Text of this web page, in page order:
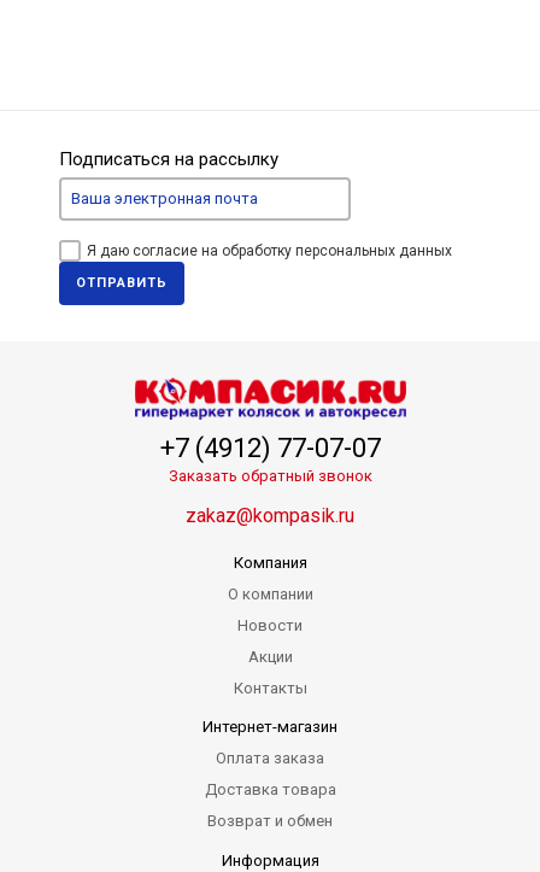
Подписаться на рассылку
Я даю согласие на обработку персональных данных
ОТПРАВИТЬ
+7 (4912) 77-07-07
Заказать обратный звонок
zakaz@kompasik.ru
Компания
О компании
Новости
Акции
Контакты
Интернет-магазин
Оплата заказа
Доставка товара
Возврат и обмен
Информация